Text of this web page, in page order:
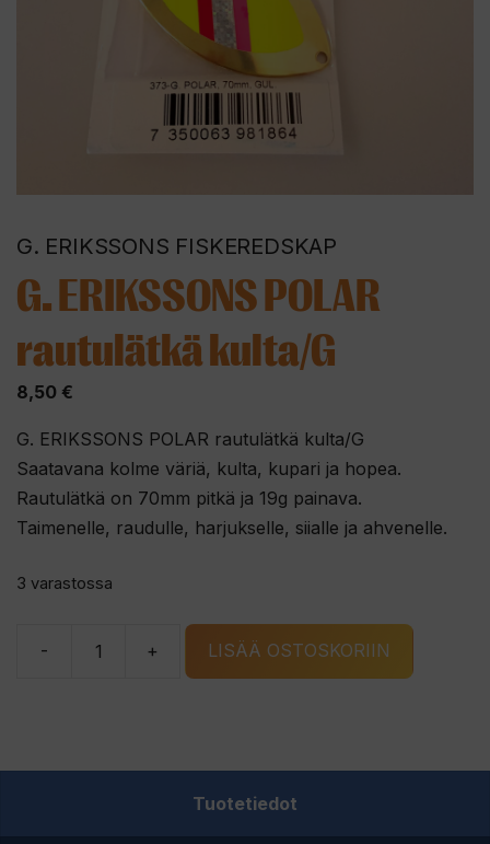
G. ERIKSSONS FISKEREDSKAP
G. ERIKSSONS POLAR
rautulätkä kulta/G
8,50 €
G. ERIKSSONS POLAR rautulätkä kulta/G
Saatavana kolme väriä, kulta, kupari ja hopea.
Rautulätkä on 70mm pitkä ja 19g painava.
Taimenelle, raudulle, harjukselle, siialle ja ahvenelle.
3 varastossa
-
määrä
+ LISÄÄ OSTOSKORIIN
Tuotetiedot